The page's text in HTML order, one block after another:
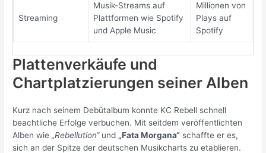
Streaming
Musik-Streams auf
Plattformen wie Spotify
und Apple Music
Millionen von
Plays auf
Spotify
Plattenverkäufe und
Chartplatzierungen seiner Alben
Kurz nach seinem Debütalbum konnte KC Rebell schnell
beachtliche Erfolge verbuchen. Mit seitdem veröffentlichten
Alben wie „Rebellution“und „Fata Morgana“ schaffte er es,
sich an der Spitze der deutschen Musikcharts zu etablieren.